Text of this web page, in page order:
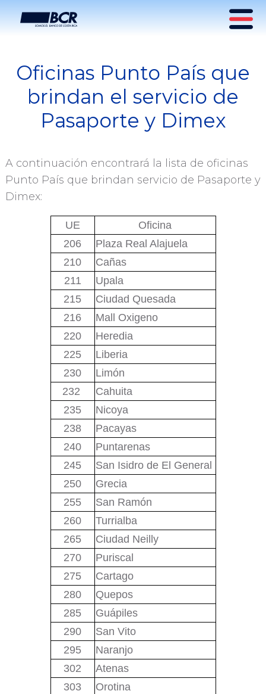
Punto País
Oficinas Punto País que
brindan el servicio de
Pasaporte y Dimex
A continuación encontrará la lista de oficinas
Punto País que brindan servicio de Pasaporte y
Dimex:
UE
Oficina
206
Plaza Real Alajuela
210
Cañas
211
Upala
215
Ciudad Quesada
216
Mall Oxigeno
220
Heredia
225
Liberia
230
Limón
232
Cahuita
235
Nicoya
238
Pacayas
240
Puntarenas
245
San Isidro de El General
250
Grecia
255
San Ramón
260
Turrialba
265
Ciudad Neilly
270
Puriscal
275
Cartago
280
Quepos
285
Guápiles
290
San Vito
295
Naranjo
302
Atenas
303
Orotina